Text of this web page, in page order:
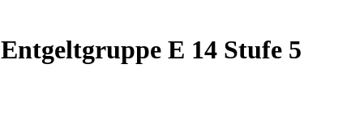
Entgeltgruppe E 14 Stufe 5